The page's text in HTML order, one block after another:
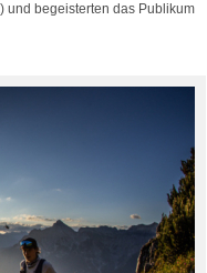
und begeisterten das Publikum